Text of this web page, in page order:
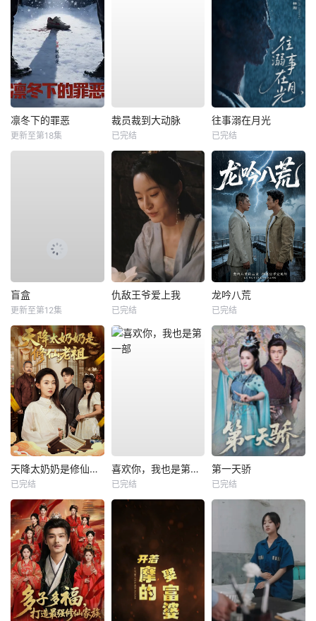
凛冬下的罪恶
更新至第18集
裁员裁到大动脉
已完结
往事溺在月光
已完结
盲盒
更新至第12集
仇敌王爷爱上我
已完结
龙吟八荒
已完结
天降太奶奶是修仙老祖
已完结
喜欢你，我也是第一部
已完结
第一天骄
已完结